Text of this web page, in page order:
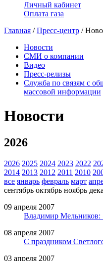
Личный кабинет
Оплата газа
Главная /Пресс-центр /
Новости
СМИ о компании
Видео
Пресс-релизы
Служба по связям с
массовой информации
Новости
2026
2026 2025 2024 2023 2022
2014 2013 2012 2011 2010
все январь февраль март
сентябрь октябрь ноябрь
09 апреля 2007
Владимир Мельников:
08 апреля 2007
С праздником
03 апреля 2007